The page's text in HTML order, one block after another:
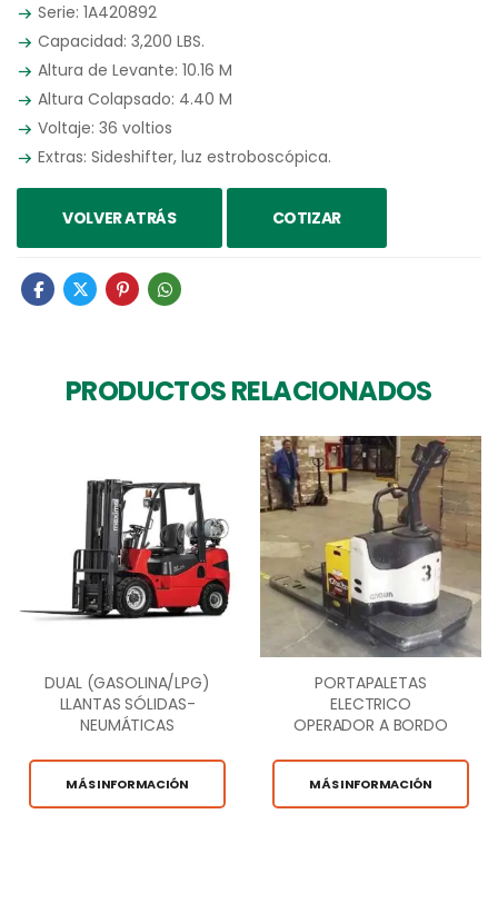
Serie: 1A420892
Capacidad: 3,200 LBS.
Altura de Levante: 10.16 M
Altura Colapsado: 4.40 M
Voltaje: 36 voltios
Extras: Sideshifter, luz estroboscópica.
VOLVER ATRÁS COTIZAR
PRODUCTOS RELACIONADOS
DUAL (GASOLINA/LPG)
LLANTAS SÓLIDAS-
NEUMÁTICAS
MÁS INFORMACIÓN
PORTAPALETAS
ELECTRICO
OPERADOR A BORDO
MÁS INFORMACIÓN